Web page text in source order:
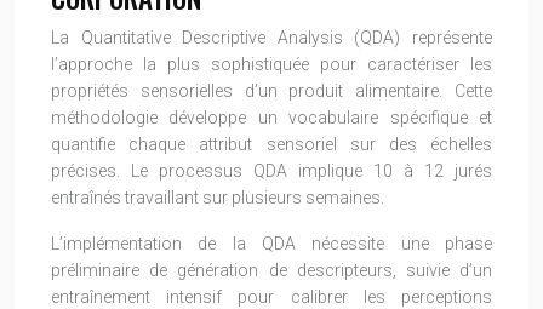
La Quantitative Descriptive Analysis (QDA) représente
l’approche la plus sophistiquée pour caractériser les
propriétés sensorielles d’un produit alimentaire. Cette
méthodologie développe un vocabulaire spécifique et
quantifie chaque attribut sensoriel sur des échelles
précises. Le processus QDA implique 10 à 12 jurés
entraînés travaillant sur plusieurs semaines.
L’implémentation de la QDA nécessite une phase
préliminaire de génération de descripteurs, suivie d’un
entraînement intensif pour calibrer les perceptions